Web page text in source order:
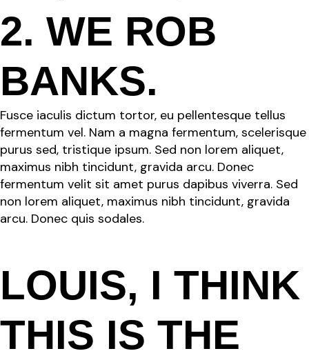
2. WE ROB
BANKS.
Fusce iaculis dictum tortor, eu pellentesque tellus
fermentum vel. Nam a magna fermentum, scelerisque
purus sed, tristique ipsum. Sed non lorem aliquet,
maximus nibh tincidunt, gravida arcu. Donec
fermentum velit sit amet purus dapibus viverra. Sed
non lorem aliquet, maximus nibh tincidunt, gravida
arcu. Donec quis sodales.
LOUIS, I THINK
THIS IS THE